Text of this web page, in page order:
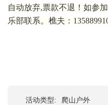
自动放弃,票款不退！如参
乐部联系。樵夫：
活动类型:
爬山户外